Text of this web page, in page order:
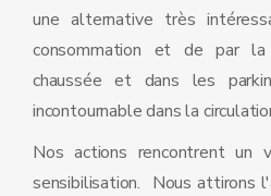
une alternative très
consommation et de par
chaussée et dans les
incontournable dans la
Nos actions rencontrent un
sensibilisation. Nous attirons